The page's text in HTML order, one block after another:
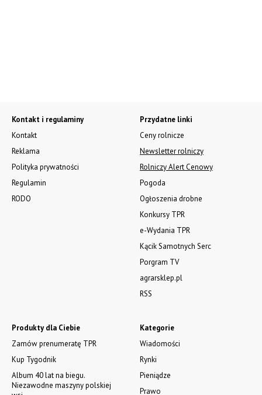
Kontakt i regulaminy
Kontakt
Reklama
Polityka prywatności
Regulamin
RODO
Kategorie
Wiadomości
Rynki
Pieniądze
Prawo
Produkty dla Ciebie
Zamów prenumeratę TPR
Kup Tygodnik
Album 40 lat na biegu.
Niezawodne maszyny polskiej
Przydatne linki
Ceny rolnicze
Newsletter rolniczy
Rolniczy Alert Cenowy
Pogoda
Ogłoszenia drobne
Konkursy TPR
e-Wydania TPR
Kącik Samotnych Serc
Porgram TV
agrarsklep.pl
RSS